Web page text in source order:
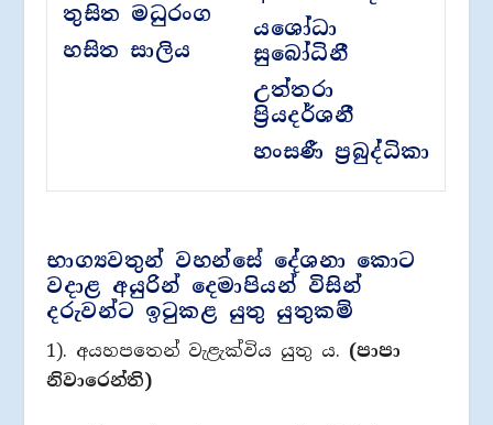
තුසිත මධුරංග
හසිත සාලිය
යශෝධා
සුබෝධිනී
උත්තරා
ප්‍රියදර්ශනී
හංසණී ප්‍රබුද්ධිකා
භාග්‍යවතුන් වහන්සේ දේශනා කොට
වදාළ අයුරින් දෙමාපියන් විසින්
දරුවන්ට ඉටුකළ යුතු යුතුකම්
1). අයහපතෙන් වැළැක්විය යුතු ය. (පාපා
නිවාරෙන්ති)